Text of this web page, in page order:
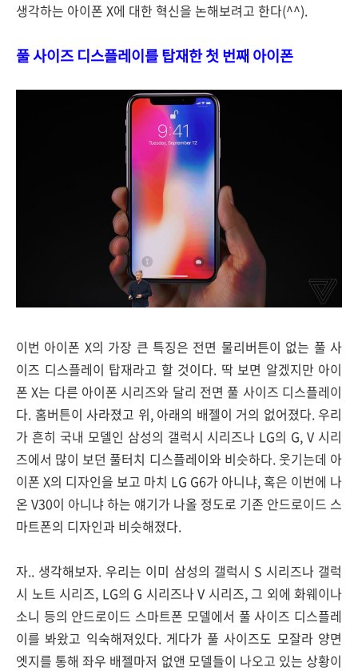
생각하는 아이폰 X에 대한 혁신을 논해보려고 한다(^^).
풀 사이즈 디스플레이를 탑재한 첫 번째 아이폰
이번 아이폰 X의 가장 큰 특징은 전면 물리버튼이 없는 풀 사
이즈 디스플레이 탑재라고 할 것이다. 딱 보면 알겠지만 아이
폰 X는 다른 아이폰 시리즈와 달리 전면 풀 사이즈 디스플레이
다. 홈버튼이 사라졌고 위, 아래의 배젤이 거의 없어졌다. 우리
가 흔히 국내 모델인 삼성의 갤럭시 시리즈나 LG의 G, V 시리
즈에서 많이 보던 풀터치 디스플레이와 비슷하다. 웃기는데 아
이폰 X의 디자인을 보고 마치 LG G6가 아니냐, 혹은 이번에 나
온 V30이 아니냐 하는 얘기가 나올 정도로 기존 안드로이드 스
마트폰의 디자인과 비슷해졌다.
자.. 생각해보자. 우리는 이미 삼성의 갤럭시 S 시리즈나 갤럭
시 노트 시리즈, LG의 G 시리즈나 V 시리즈, 그 외에 화웨이나
소니 등의 안드로이드 스마트폰 모델에서 풀 사이즈 디스플레
이를 봐왔고 익숙해져있다. 게다가 풀 사이즈도 모잘라 양면
엣지를 통해 좌우 배젤마저 없앤 모델들이 나오고 있는 상황이